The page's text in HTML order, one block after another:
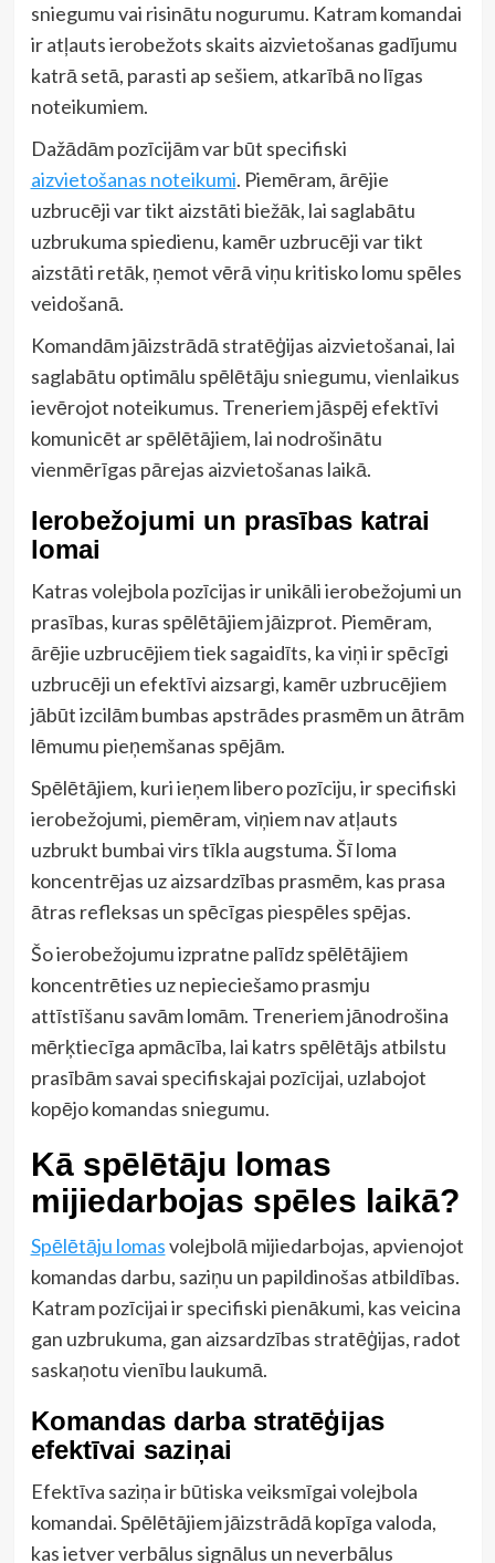
sniegumu vai risinātu nogurumu. Katram komandai
ir atļauts ierobežots skaits aizvietošanas gadījumu
katrā setā, parasti ap sešiem, atkarībā no līgas
noteikumiem.
Dažādām pozīcijām var būt specifiski
aizvietošanas noteikumi. Piemēram, ārējie
uzbrucēji var tikt aizstāti biežāk, lai saglabātu
uzbrukuma spiedienu, kamēr uzbrucēji var tikt
aizstāti retāk, ņemot vērā viņu kritisko lomu spēles
veidošanā.
Komandām jāizstrādā stratēģijas aizvietošanai, lai
saglabātu optimālu spēlētāju sniegumu, vienlaikus
ievērojot noteikumus. Treneriem jāspēj efektīvi
komunicēt ar spēlētājiem, lai nodrošinātu
vienmērīgas pārejas aizvietošanas laikā.
Ierobežojumi un prasības katrai
lomai
Katras volejbola pozīcijas ir unikāli ierobežojumi un
prasības, kuras spēlētājiem jāizprot. Piemēram,
ārējie uzbrucējiem tiek sagaidīts, ka viņi ir spēcīgi
uzbrucēji un efektīvi aizsargi, kamēr uzbrucējiem
jābūt izcilām bumbas apstrādes prasmēm un ātrām
lēmumu pieņemšanas spējām.
Spēlētājiem, kuri ieņem libero pozīciju, ir specifiski
ierobežojumi, piemēram, viņiem nav atļauts
uzbrukt bumbai virs tīkla augstuma. Šī loma
koncentrējas uz aizsardzības prasmēm, kas prasa
ātras refleksas un spēcīgas piespēles spējas.
Šo ierobežojumu izpratne palīdz spēlētājiem
koncentrēties uz nepieciešamo prasmju
attīstīšanu savām lomām. Treneriem jānodrošina
mērķtiecīga apmācība, lai katrs spēlētājs atbilstu
prasībām savai specifiskajai pozīcijai, uzlabojot
kopējo komandas sniegumu.
Kā spēlētāju lomas
mijiedarbojas spēles laikā?
Spēlētāju lomasvolejbolā mijiedarbojas, apvienojot
komandas darbu, saziņu un papildinošas atbildības.
Katram pozīcijai ir specifiski pienākumi, kas veicina
gan uzbrukuma, gan aizsardzības stratēģijas, radot
saskaņotu vienību laukumā.
Komandas darba stratēģijas
efektīvai saziņai
Efektīva saziņa ir būtiska veiksmīgai volejbola
komandai. Spēlētājiem jāizstrādā kopīga valoda,
kas ietver verbālus signālus un neverbālus